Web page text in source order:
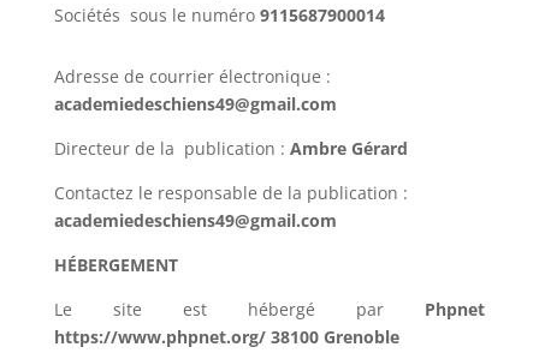
Sociétés sous le numéro9115687900014
Adresse de courrier électronique :
academiedeschiens49@gmail.com
Directeur de la publication : Ambre Gérard
Contactez le responsable de la publication :
academiedeschiens49@gmail.com
HÉBERGEMENT
Le site est hébergé par Phpnet
https://www.phpnet.org/ 38100 Grenoble